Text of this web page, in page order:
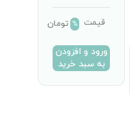
قیمت % تومان
ورود و افزودن
به سبد خرید